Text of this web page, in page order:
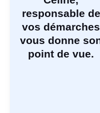
responsable de
vos démarches
vous donne
point de vue.